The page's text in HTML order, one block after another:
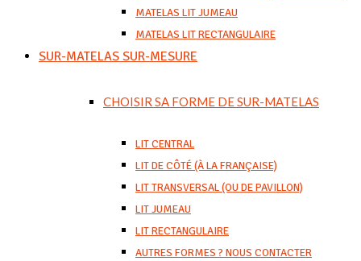
MATELAS LIT JUMEAU
MATELAS LIT RECTANGULAIRE
SUR-MATELAS SUR-MESURE
CHOISIR SA FORME DE SUR-MATELAS
LIT CENTRAL
LIT DE CÔTÉ (À LA FRANÇAISE)
LIT TRANSVERSAL (OU DE PAVILLON)
LIT JUMEAU
LIT RECTANGULAIRE
AUTRES FORMES ? NOUS CONTACTER